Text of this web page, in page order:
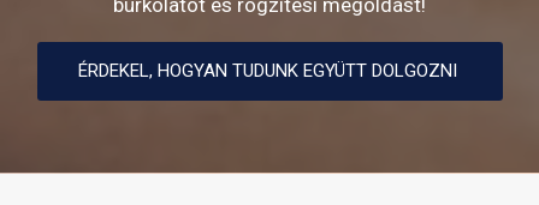
burkolatot és rögzítési megoldást!
ÉRDEKEL, HOGYAN TUDUNK EGYÜTT DOLGOZNI